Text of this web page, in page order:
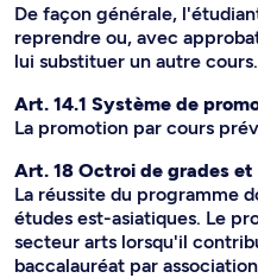
De façon générale,
reprendre ou, avec
lui substituer un autre cours.
Art. 14.1 Système de
La promotion par cours
Art. 18 Octroi de grades
La réussite du programme
études est-asiatiques. Le
secteur arts lorsqu'il
baccalauréat par